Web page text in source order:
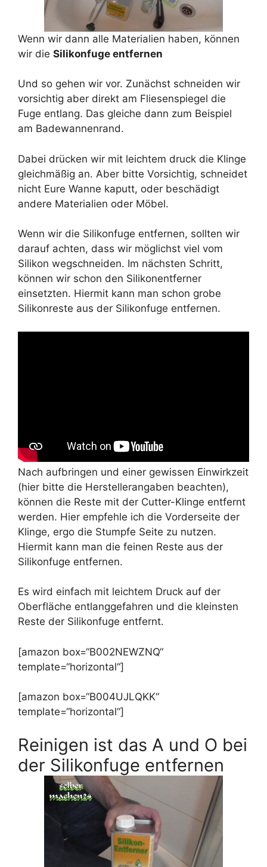
Wenn wir dann alle Materialien haben, können
wir die Silikonfuge entfernen
Und so gehen wir vor. Zunächst schneiden wir
vorsichtig aber direkt am Fliesenspiegel die
Fuge entlang. Das gleiche dann zum Beispiel
am Badewannenrand.
Dabei drücken wir mit leichtem druck die Klinge
gleichmäßig an. Aber bitte Vorsichtig, schneidet
nicht Eure Wanne kaputt, oder beschädigt
andere Materialien oder Möbel.
Wenn wir die Silikonfuge entfernen, sollten wir
darauf achten, dass wir möglichst viel vom
Silikon wegschneiden. Im nächsten Schritt,
können wir schon den Silikonentferner
einsetzten. Hiermit kann man schon grobe
Silikonreste aus der Silikonfuge entfernen.
Nach aufbringen und einer gewissen Einwirkzeit
(hier bitte die Herstellerangaben beachten),
können die Reste mit der Cutter-Klinge entfernt
werden. Hier empfehle ich die Vorderseite der
Klinge, ergo die Stumpfe Seite zu nutzen.
Hiermit kann man die feinen Reste aus der
Silikonfuge entfernen.
Es wird einfach mit leichtem Druck auf der
Oberfläche entlanggefahren und die kleinsten
Reste der Silikonfuge entfernt.
[amazon box=“B002NEWZNQ“
template=“horizontal“]
[amazon box=“B004UJLQKK“
template=“horizontal“]
Reinigen ist das A und O bei
der Silikonfuge entfernen